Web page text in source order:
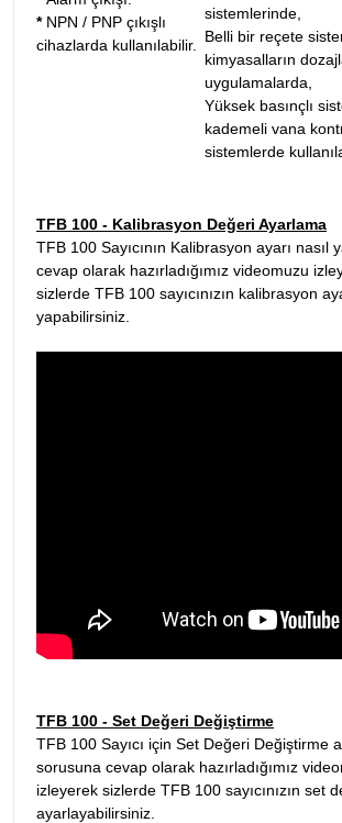
*NPN / PNP çıkışlı
cihazlarda kullanılabilir.
sistemlerinde,
Belli bir reçete
kimyasalların
uygulamalarda,
Yüksek basınçlı
kademeli vana
sistemlerde
TFB 100 - Kalibrasyon Değeri Ayarlama
TFB 100 Sayıcının Kalibrasyon ayarı nasıl
cevap olarak hazırladığımız videomuzu
sizlerde TFB 100 sayıcınızın kalibrasyon
yapabilirsiniz.
TFB 100 - Set Değeri Değiştirme
TFB 100 Sayıcı için Set Değeri Değiştirme
sorusuna cevap olarak hazırladığımız
izleyerek sizlerde TFB 100 sayıcınızın set
ayarlayabilirsiniz.